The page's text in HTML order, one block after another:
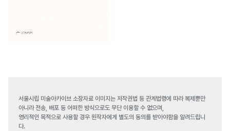
서울시립 미술아카이브 소장자료 이미지는 저작권법 등 관계법령에 따라 복제뿐만
아니라 전송, 배포 등 어떠한 방식으로도 무단 이용할 수 없으며,
영리적인 목적으로 사용할 경우 원작자에게 별도의 동의를 받아야함을 알려드립니
다.